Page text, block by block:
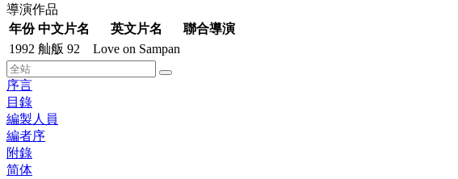
導演作品
年份 中文片名 英文片名
聯合導演
1992 舢舨 92 Love on Sampan
序言
目錄
編製人員
編者序
附錄
简体